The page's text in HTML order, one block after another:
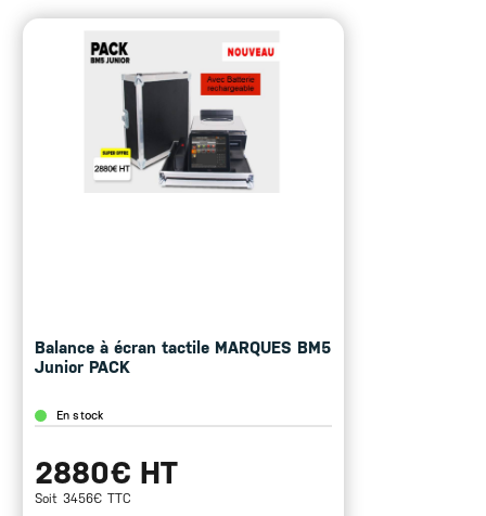
Dimensions du plateau : 375×275 mm
Bulle à niveau digitale
Plateau avec butée
Balance fiscale
Logiciel ETPOS5 en conformité avec les exigences
de la norme EN 45501 et OIML 76-1 et assure la
conformité avec les exigences essentielles de la
Cette balance existe en version Linerless
Balance à écran tactile MARQUES BM5
Junior PACK
En stock
2880€ HT
Soit 3456€ TTC